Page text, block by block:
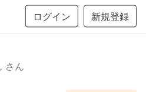
ログイン 新規登録
さん